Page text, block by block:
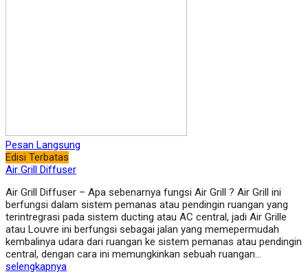
Pesan Langsung
Edisi Terbatas
Air Grill Diffuser
Air Grill Diffuser – Apa sebenarnya fungsi Air Grill ? Air Grill ini
berfungsi dalam sistem pemanas atau pendingin ruangan yang
terintregrasi pada sistem ducting atau AC central, jadi Air Grille
atau Louvre ini berfungsi sebagai jalan yang memepermudah
kembalinya udara dari ruangan ke sistem pemanas atau pendingin
central, dengan cara ini memungkinkan sebuah ruangan…
selengkapnya